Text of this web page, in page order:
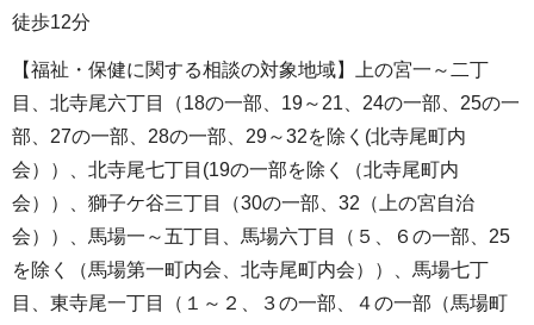
徒歩12分
【福祉・保健に関する相談の対象地域】上の宮一～二丁
目、北寺尾六丁目（18の一部、19～21、24の一部、25の一
部、27の一部、28の一部、29～32を除く(北寺尾町内
会））、北寺尾七丁目(19の一部を除く（北寺尾町内
会））、獅子ケ谷三丁目（30の一部、32（上の宮自治
会））、馬場一～五丁目、馬場六丁目（５、６の一部、25
を除く（馬場第一町内会、北寺尾町内会））、馬場七丁
目、東寺尾一丁目（１～２、３の一部、４の一部（馬場町